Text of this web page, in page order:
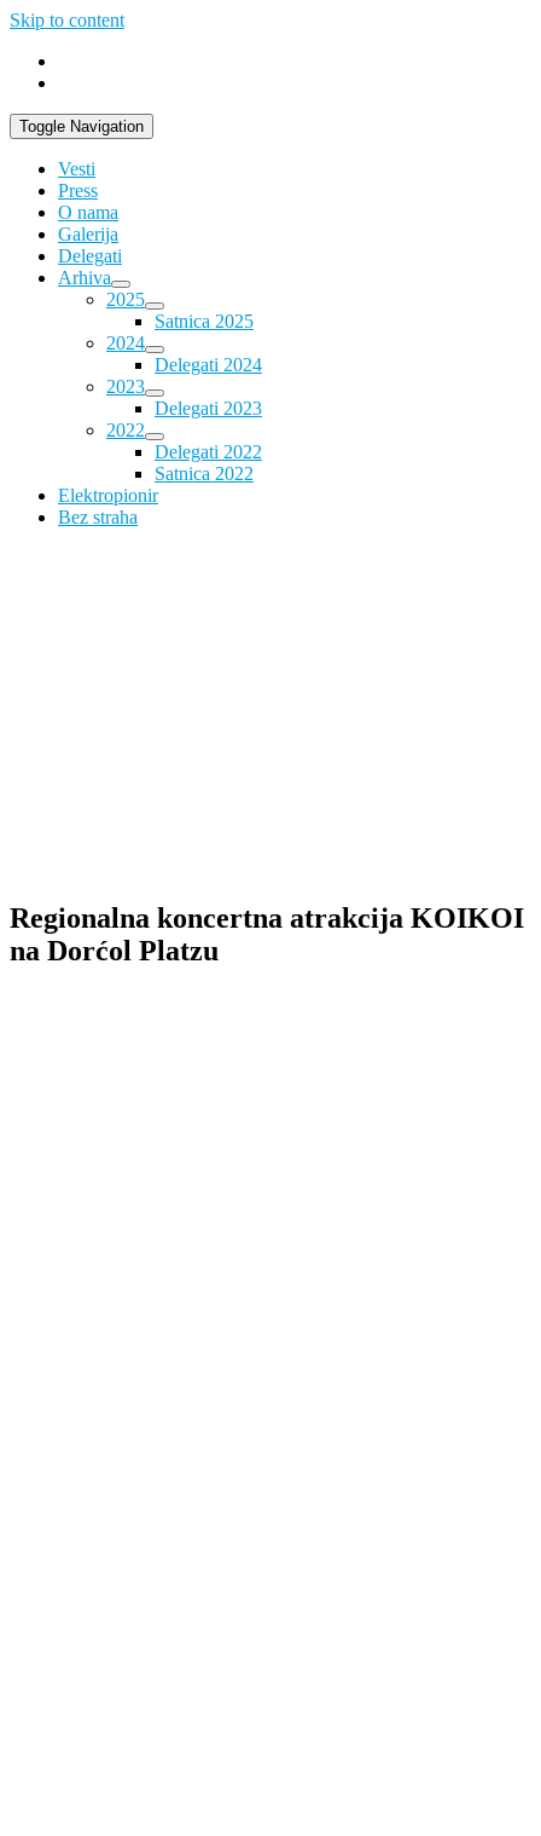
Skip to content
Toggle Navigation
Vesti
Press
O nama
Galerija
Delegati
Arhiva
2025
Satnica 2025
2024
Delegati 2024
2023
Delegati 2023
2022
Delegati 2022
Satnica 2022
Elektropionir
Bez straha
Regionalna koncertna atrakcija KOIKOI
na Dorćol Platzu